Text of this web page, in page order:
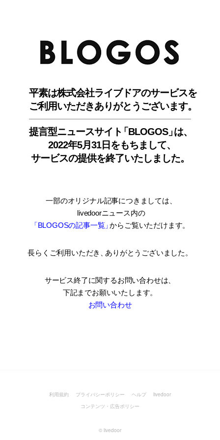
平素は株式会社ライブドアのサービスを
ご利用いただきありがとうございます。
提言型ニュースサイ ト「BLOGOS」は、
2022年5月31日をもちまして、
サービスの提供を終了いたしました。
一部のオリジナル記事につきましては
livedoorニュース内の
「BLOGOSの記事一覧」からご覧いただけます。
長らくご利用いただき ありがとうございました。
サービス終了に関するお問い合わせは、
下記までお願いいたします。
お問い合わせ
利用規約 プライバシーポリシー ヘルプ
livedoor
コンテンツ・広告ポリシー
© livedoor